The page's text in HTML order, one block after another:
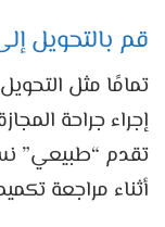
قم بالتحويل
تقدم “طبيعي”
أثناء مراجعة